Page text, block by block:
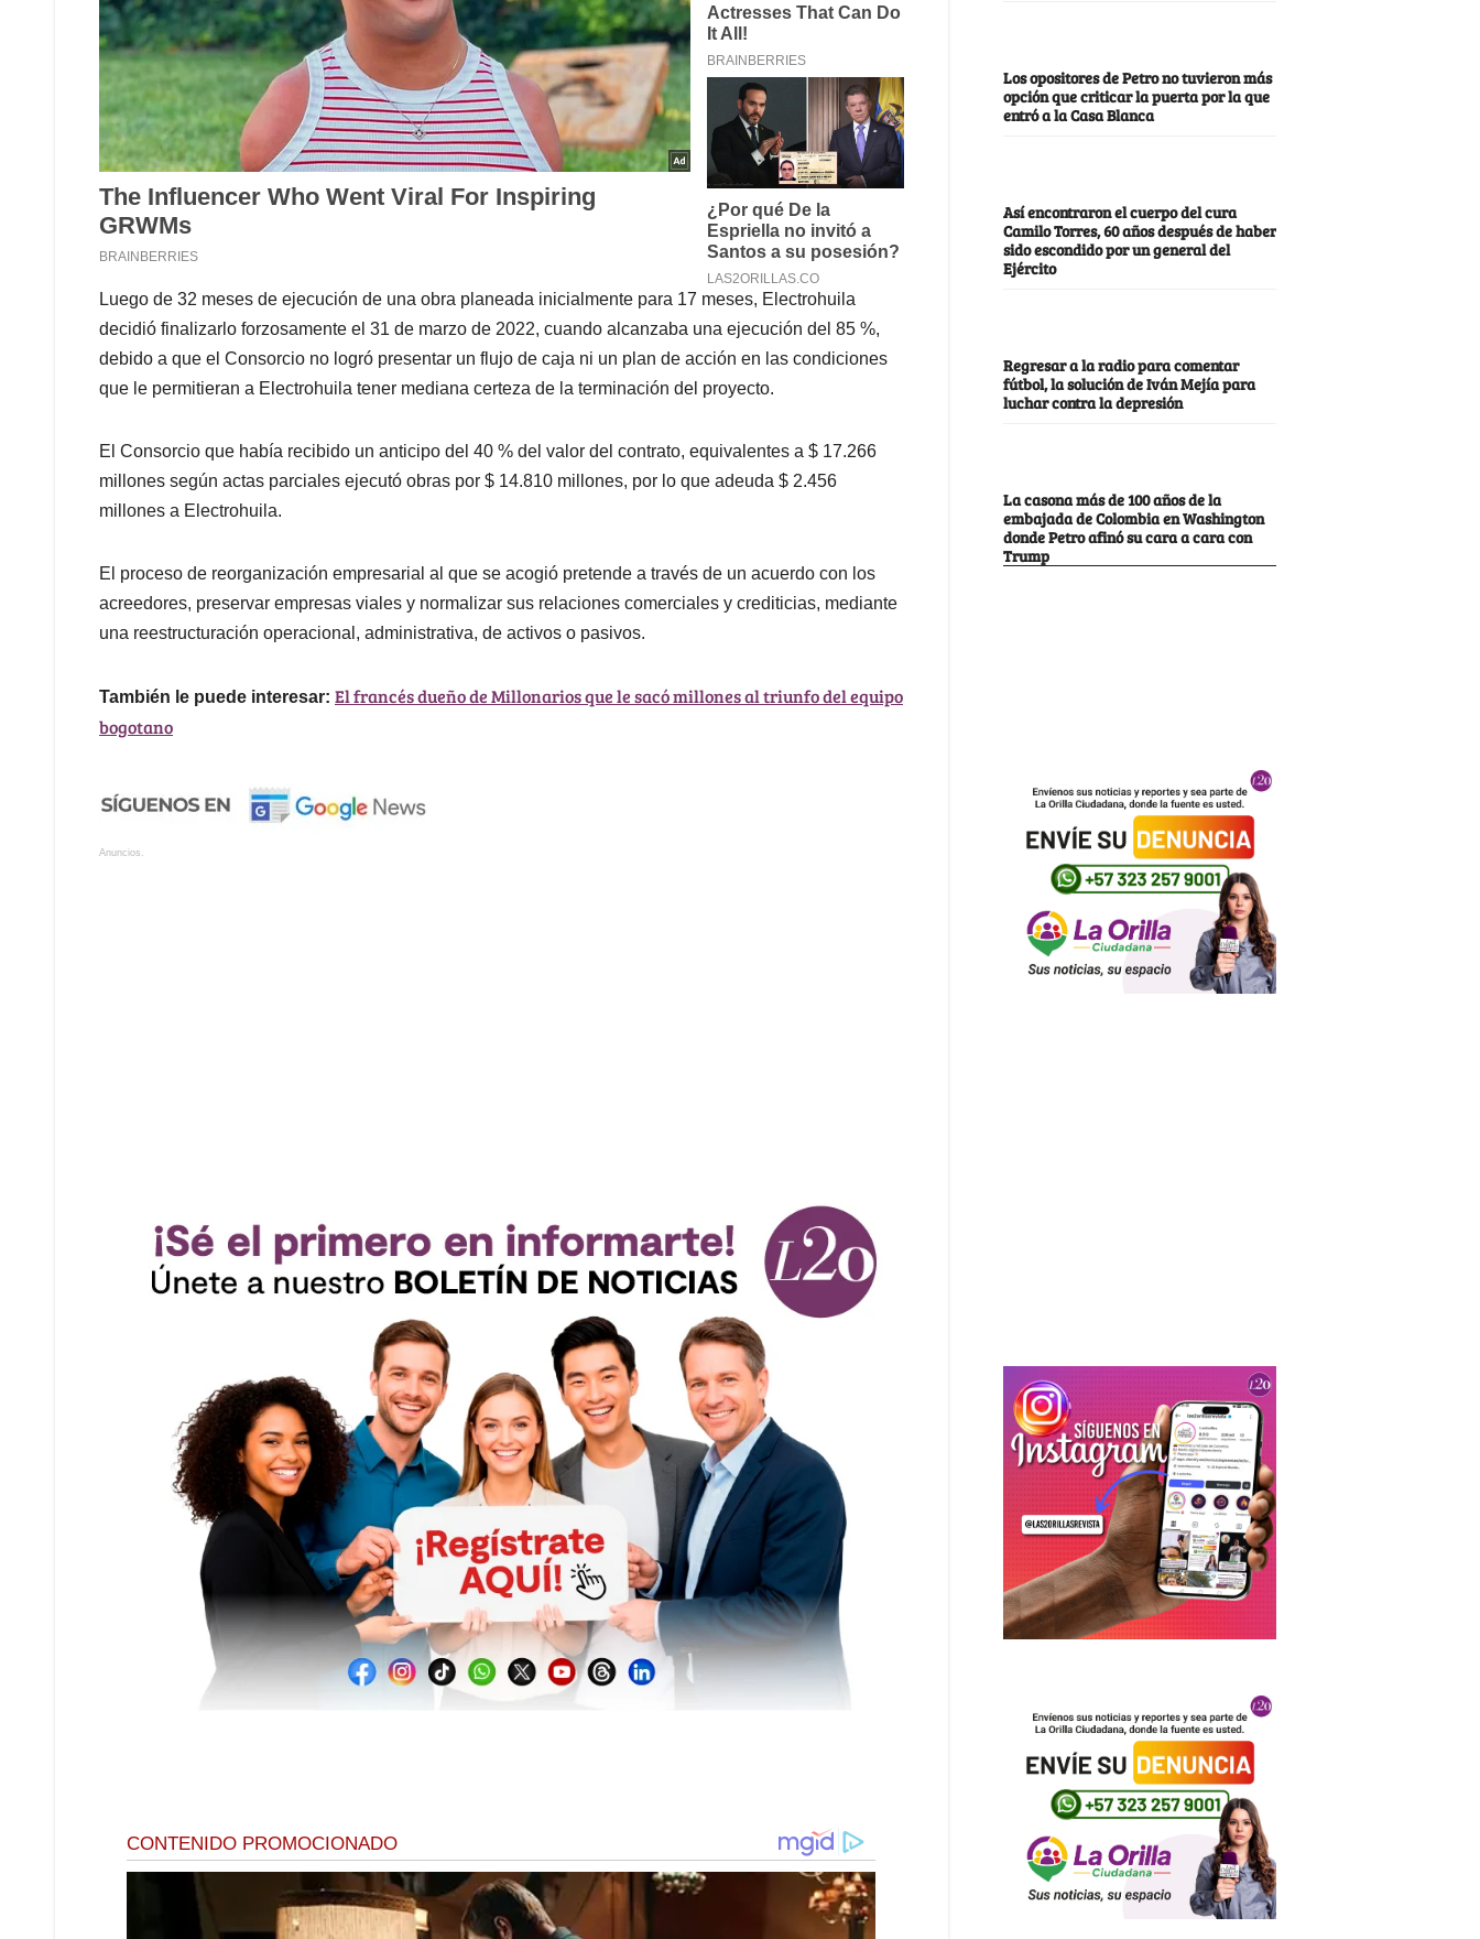
Luego de 32 meses de ejecución de una obra planeada inicialmente para 17 meses, Electrohuila
decidió finalizarlo forzosamente el 31 de marzo de 2022, cuando alcanzaba una ejecución del 85 %,
debido a que el Consorcio no logró presentar un flujo de caja ni un plan de acción en las condiciones
que le permitieran a Electrohuila tener mediana certeza de la terminación del proyecto.
El Consorcio que había recibido un anticipo del 40 % del valor del contrato, equivalentes a $ 17.266
millones según actas parciales ejecutó obras por $ 14.810 millones, por lo que adeuda $ 2.456
millones a Electrohuila.
El proceso de reorganización empresarial al que se acogió pretende a través de un acuerdo con los
acreedores, preservar empresas viales y normalizar sus relaciones comerciales y crediticias, mediante
una reestructuración operacional, administrativa, de activos o pasivos.
También le puede interesar: El francés dueño de Millonarios que le sacó millones al triunfo del equipo
bogotano
Anuncios.
Los opositores de Petro no tuvieron más
opción que criticar la puerta por la que
entró a la Casa Blanca
Así encontraron el cuerpo del cura
Camilo Torres, 60 años después de haber
sido escondido por un general del
Ejército
Regresar a la radio para comentar
fútbol, la solución de Iván Mejía para
luchar contra la depresión
La casona más de 100 años de la
embajada de Colombia en Washington
donde Petro afinó su cara a cara con
Trump